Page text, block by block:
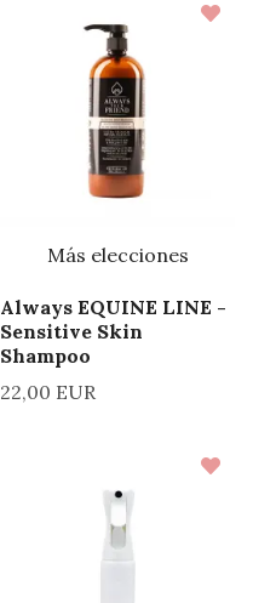
Más elecciones
Always EQUINE LINE -
Sensitive Skin
Shampoo
22,00 EUR